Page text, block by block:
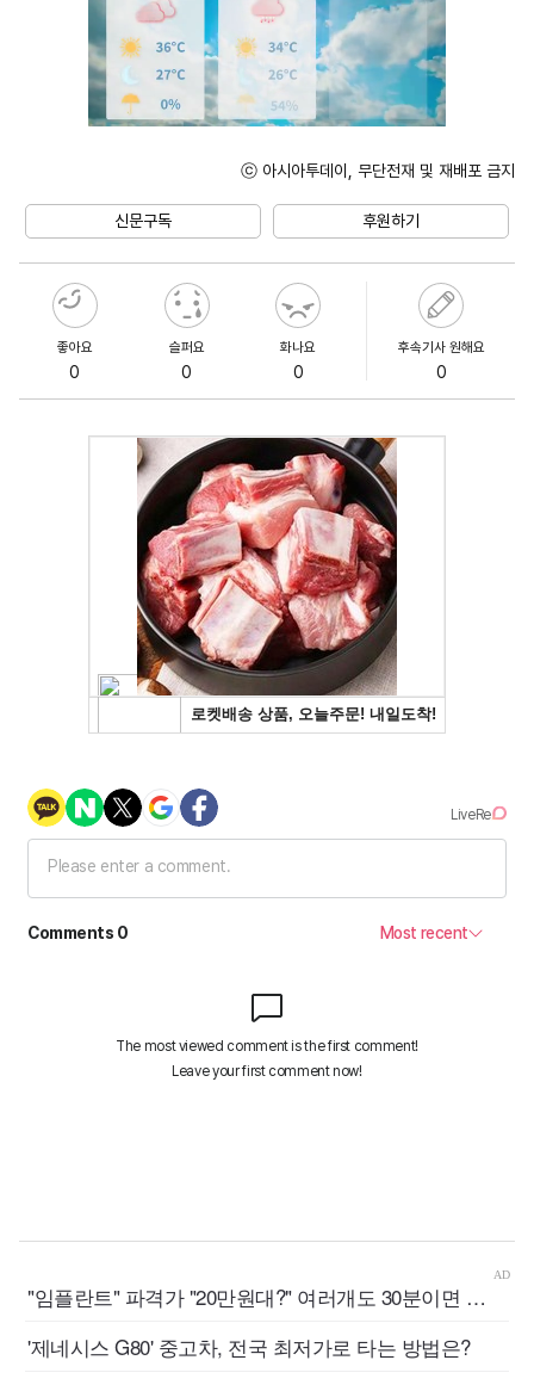
ⓒ 아시아투데이, 무단전재 및 재배포 금지
신문구독 후원하기
좋아요
0
슬퍼요
0
화나요
0
후속기사 원해요
0